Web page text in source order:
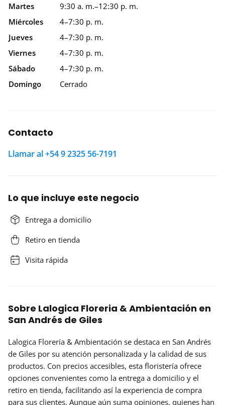
Martes
9:30 a. m.–12:30 p. m.
Miércoles
4–7:30 p. m.
Jueves
4–7:30 p. m.
Viernes
4–7:30 p. m.
Sábado
4–7:30 p. m.
Domingo
Cerrado
Contacto
Llamar al +54 9 2325 56-7191
Lo que incluye este negocio
Entrega a domicilio
Retiro en tienda
Visita rápida
Sobre Lalogica Floreria & Ambientación en
San Andrés de Giles
Lalogica Florería & Ambientación se destaca en San Andrés
de Giles por su atención personalizada y la calidad de sus
productos. Con precios accesibles, esta floristería ofrece
opciones convenientes como la entrega a domicilio y el
retiro en tienda, facilitando así la experiencia de compra
para sus clientes. Aunque aún suma opiniones, quienes han